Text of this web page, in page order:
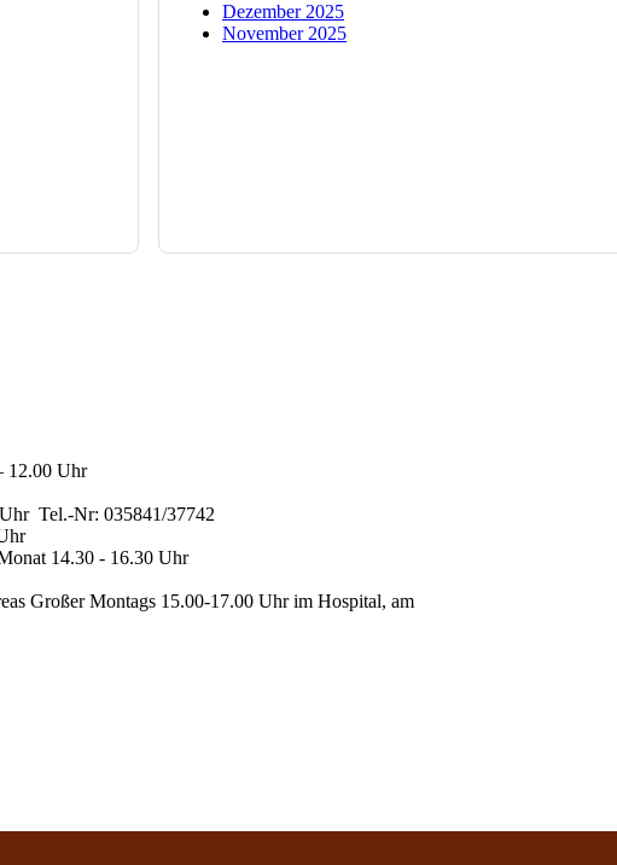
Dezember 2025
November 2025
12.00 Uhr
Tel.-Nr: 035841/37742
14.30 - 16.30 Uhr
Großer Montags 15.00-17.00 Uhr im Hospital, am